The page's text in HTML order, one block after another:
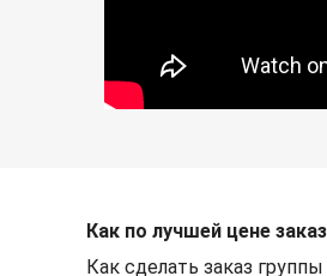
Как по лучшей цене
Как сделать заказ